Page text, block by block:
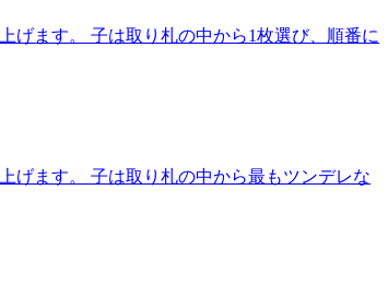
げます。 子は取り札の中から1枚選び、順番に
げます。 子は取り札の中から最もツンデレな